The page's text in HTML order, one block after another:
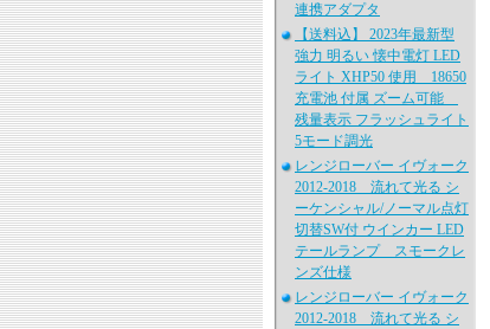
連携アダプタ
【送料込】 2023年最新型
強力 明るい 懐中電灯 LED
ライト XHP50 使用 18650
充電池 付属 ズーム可能
残量表示 フラッシュライト
5モード調光
レンジローバー イヴォーク
2012-2018 流れて光る シ
ーケンシャル/ノーマル点灯
切替SW付 ウインカー LED
テールランプ スモークレ
ンズ仕様
レンジローバー イヴォーク
2012-2018 流れて光る シ